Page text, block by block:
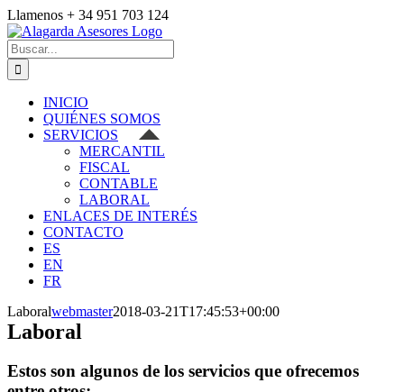
Saltar
al
contenido
Llamenos + 34 951 703 124
Facebook
Correo
electrónico
Buscar:
INICIO
QUIÉNES SOMOS
SERVICIOS
MERCANTIL
FISCAL
CONTABLE
LABORAL
ENLACES DE INTERÉS
CONTACTO
ES
EN
FR
Laboralwebmaster2018-03-21T17:45:53+00:00
Laboral
Estos son algunos de los servicios que ofrecemos